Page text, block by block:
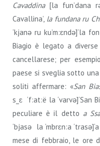
Cavaddina[la fun’dana
Cavallina’, la fundana ru
‘kjanǝ ru ku’m:ɛndǝ]‘la
Biagio è legato a
cancellarese; per
paese si sveglia sotto
soliti affermare: «San
s_ɛ ‘f:at:ë la ‘varvǝ]‘San
peculiare è il detto a
‘bjasǝ la ‘mbrɛn:a
mese di febbraio, le ore